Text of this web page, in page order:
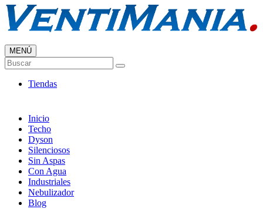
Tienda Online de Ventiladores
Super Catálogo de Ofertas
MENÚ
Buscar
Tiendas
Inicio
Techo
Dyson
Silenciosos
Sin Aspas
Con Agua
Industriales
Nebulizador
Blog